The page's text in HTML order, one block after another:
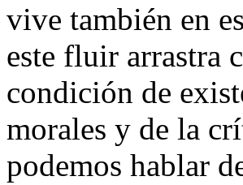
vive también en
este fluir arrastra
condición de
morales y de la
podemos hablar